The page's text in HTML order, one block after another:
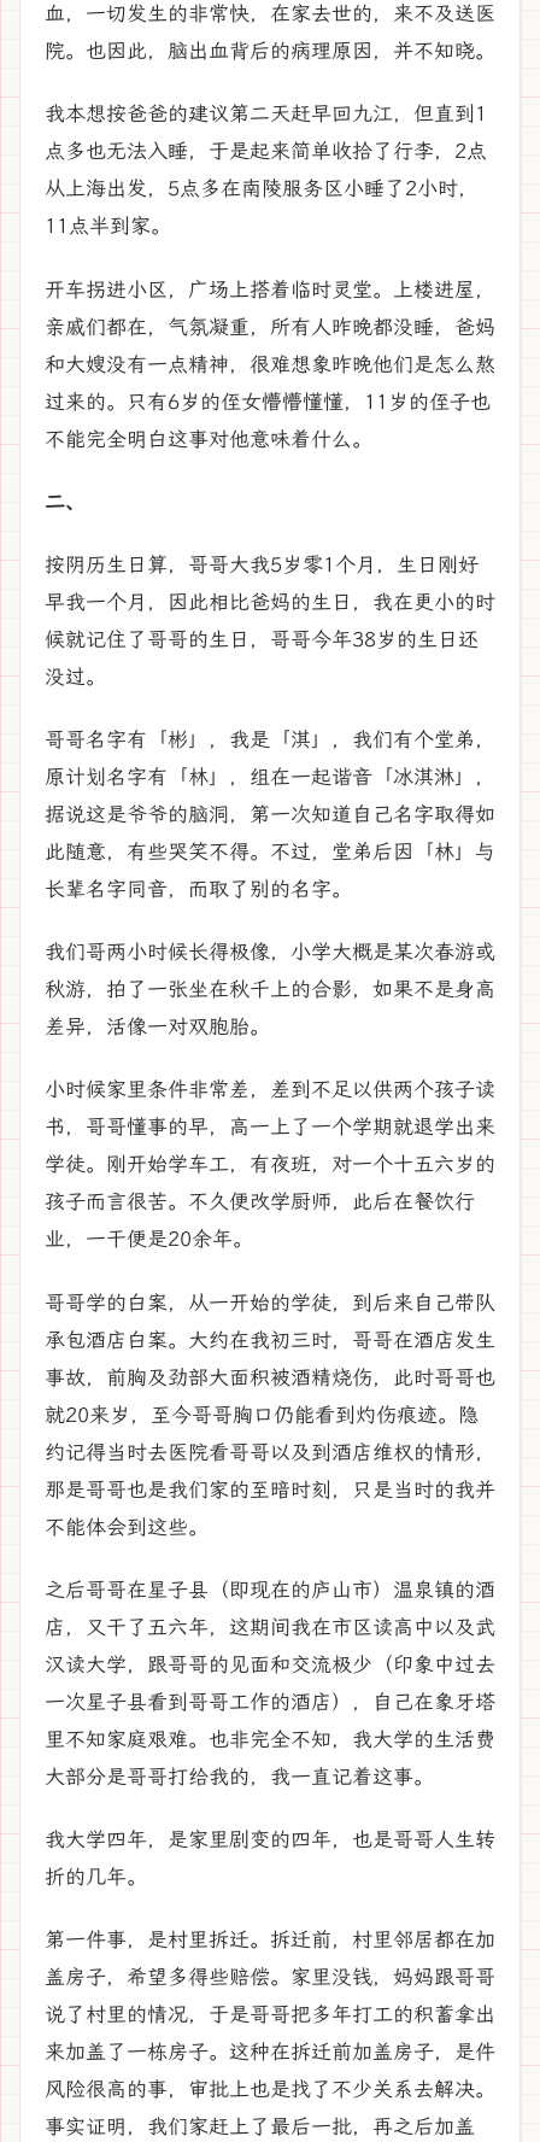
血，一切发生的非常快，在家去世的，来不及送医
院。也因此，脑出血背后的病理原因，并不知晓。
我本想按爸爸的建议第二天赶早回九江，但直到1
点多也无法入睡，于是起来简单收拾了行李，2点
从上海出发，5点多在南陵服务区小睡了2小时，
11点半到家。
开车拐进小区，广场上搭着临时灵堂。上楼进屋，
亲戚们都在，气氛凝重，所有人昨晚都没睡，爸妈
和大嫂没有一点精神，很难想象昨晚他们是怎么熬
过来的。只有6岁的侄女懵懵懂懂，11岁的侄子也
不能完全明白这事对他意味着什么。
二、
按阴历生日算，哥哥大我5岁零1个月，生日刚好
早我一个月，因此相比爸妈的生日，我在更小的时
候就记住了哥哥的生日，哥哥今年38岁的生日还
没过。
哥哥名字有「彬」，我是「淇」，我们有个堂弟，
原计划名字有「林」，组在一起谐音「冰淇淋」，
据说这是爷爷的脑洞，第一次知道自己名字取得如
此随意，有些哭笑不得。不过，堂弟后因「林」与
长辈名字同音，而取了别的名字。
我们哥两小时候长得极像，小学大概是某次春游或
秋游，拍了一张坐在秋千上的合影，如果不是身高
差异，活像一对双胞胎。
小时候家里条件非常差，差到不足以供两个孩子读
书，哥哥懂事的早，高一上了一个学期就退学出来
学徒。刚开始学车工，有夜班，对一个十五六岁的
孩子而言很苦。不久便改学厨师，此后在餐饮行
业，一干便是20余年。
哥哥学的白案，从一开始的学徒，到后来自己带队
承包酒店白案。大约在我初三时，哥哥在酒店发生
事故，前胸及劲部大面积被酒精烧伤，此时哥哥也
就20来岁，至今哥哥胸口仍能看到灼伤痕迹。隐
约记得当时去医院看哥哥以及到酒店维权的情形，
那是哥哥也是我们家的至暗时刻，只是当时的我并
不能体会到这些。
之后哥哥在星子县（即现在的庐山市）温泉镇的酒
店，又干了五六年，这期间我在市区读高中以及武
汉读大学，跟哥哥的见面和交流极少（印象中过去
一次星子县看到哥哥工作的酒店），自己在象牙塔
里不知家庭艰难。也非完全不知，我大学的生活费
大部分是哥哥打给我的，我一直记着这事。
我大学四年，是家里剧变的四年，也是哥哥人生转
折的几年。
第一件事，是村里拆迁。拆迁前，村里邻居都在加
盖房子，希望多得些赔偿。家里没钱，妈妈跟哥哥
说了村里的情况，于是哥哥把多年打工的积蓄拿出
来加盖了一栋房子。这种在拆迁前加盖房子，是件
风险很高的事，审批上也是找了不少关系去解决。
事实证明，我们家赶上了最后一批，再之后加盖